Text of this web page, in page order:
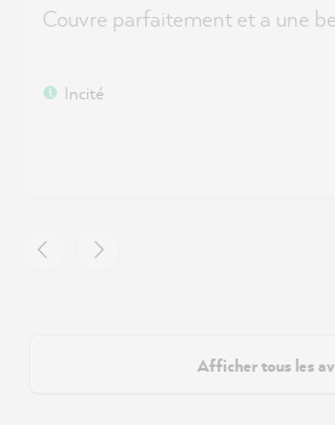
Couvre parfaitement et a une
Incité
Afficher tous les